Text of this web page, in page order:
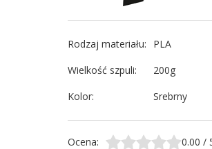
Rodzaj materiału:
PLA
Wielkość szpuli:
200g
Kolor: Srebrny
Ocena: 0.00 /